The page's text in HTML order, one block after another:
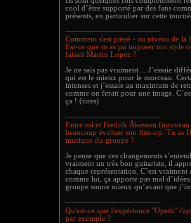
cool d’être supporté par des fans
présents, en particulier sur cette
Comment s'est passé - au niveau de
Est-ce que tu as pu imposer ton style
faisait Martin Lopez ?
Je ne sais pas vraiment… J’essaie
qui est le mieux pour le morceau.
intenses et j’essaie au maximum de
comme on ferait pour une image.
ça ! (rires)
Entre toi et Fredrik Åkesson
beaucoup évoluer son line-up. Tu as
musique du groupe ?
Je pense que ces changements
vraiment un très bon guitariste, il
chaque représentation. C’est
comme lui, ça apporte pas mal
groupe sonne mieux qu’avant que
Qu'est-ce que l'expérience "Opeth"
par exemple ?